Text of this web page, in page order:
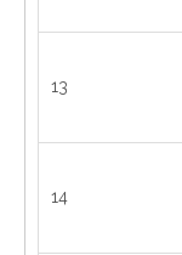
13
14